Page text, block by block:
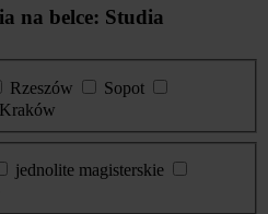
na belce: Studia
Rzeszów
Sopot
Kraków
jednolite magisterskie